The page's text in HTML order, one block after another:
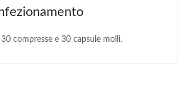
compresse e 30 capsule molli.